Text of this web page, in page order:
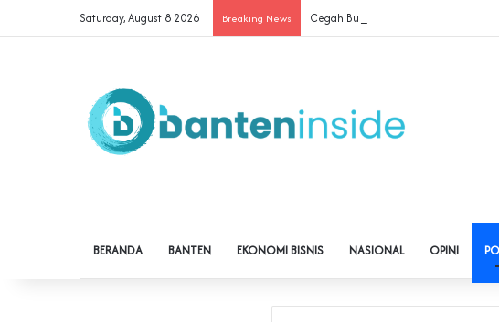
Saturday, August 8 2026 Breaking News Cegah Buruh Terjerat Judol dan
BERANDA BANTEN EKONOMI BISNIS NASIONAL OPINI